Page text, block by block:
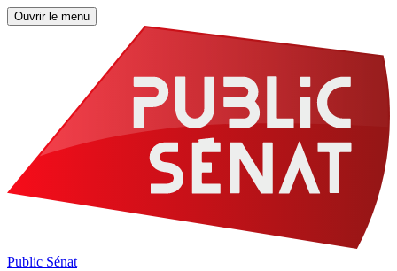
Ouvrir le menu
Public Sénat